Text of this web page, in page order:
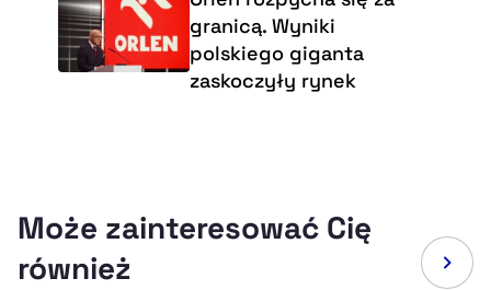
granicą. Wyniki
polskiego giganta
zaskoczyły rynek
Może zainteresować Cię
również